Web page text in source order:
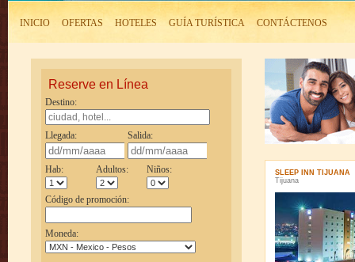
INICIO OFERTAS HOTELES GUÍA TURÍSTICA CONTÁCTENOS
Reserve en Línea
Destino:
Llegada: Salida:
Hab: Adultos: Niños:
Código de promoción:
Moneda:
SLEEP INN TIJUANA
Tijuana